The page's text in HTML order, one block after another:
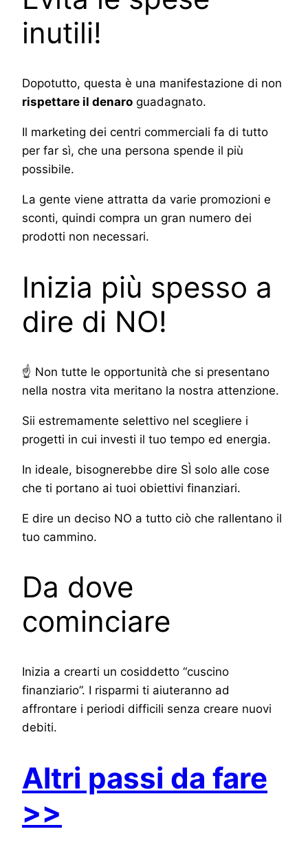
inutili!
Dopotutto, questa è una manifestazione di non
rispettare il denaro guadagnato.
Il marketing dei centri commerciali fa di tutto
per far sì, che una persona spende il più
possibile.
La gente viene attratta da varie promozioni e
sconti, quindi compra un gran numero dei
prodotti non necessari.
Inizia più spesso a
dire di NO!
☝ Non tutte le opportunità che si presentano
nella nostra vita meritano la nostra attenzione.
Sii estremamente selettivo nel scegliere i
progetti in cui investi il tuo tempo ed energia.
In ideale, bisognerebbe dire SÌ solo alle cose
che ti portano ai tuoi obiettivi finanziari.
E dire un deciso NO a tutto ciò che rallentano il
tuo cammino.
Da dove
cominciare
Inizia a crearti un cosiddetto “cuscino
finanziario”. I risparmi ti aiuteranno ad
affrontare i periodi difficili senza creare nuovi
debiti.
Altri passi da fare
>>